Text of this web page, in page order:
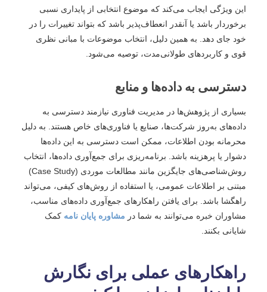
این ویژگی ایجاب می‌کند که موضوع انتخابی از پایداری نسبی
برخوردار باشد یا آنقدر انعطاف‌پذیر باشد که بتواند تغییرات را در
خود جای دهد. به همین دلیل، انتخاب موضوعات با مبانی نظری
قوی و کاربردهای طولانی‌مدت، توصیه می‌شود.
دسترسی به داده‌ها و منابع
بسیاری از پژوهش‌ها در مدیریت فناوری نیازمند دسترسی به
داده‌های به‌روز شرکت‌ها، صنایع یا فناوری‌های خاص هستند. به دلیل
محرمانه بودن اطلاعات، ممکن است دسترسی به این داده‌ها
دشوار یا پرهزینه باشد. برنامه‌ریزی برای جمع‌آوری داده‌ها، انتخاب
روش‌شناصی‌های جایگزین مانند مطالعات موردی (Case Study)
مبتنی بر اطلاعات عمومی، یا استفاده از روش‌های کیفی، می‌تواند
راهگشا باشد. برای یافتن راهکارهای جمع‌آوری داده‌های مناسب،
مشاوران خبره می‌توانند به شما در مشاوره پایان نامه کمک
شایانی بکنند.
راهکارهای عملی برای نگارش